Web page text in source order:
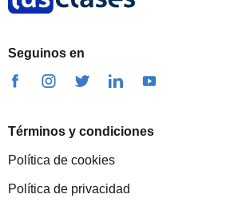
Seguinos en
Términos y condiciones
Política de cookies
Política de privacidad